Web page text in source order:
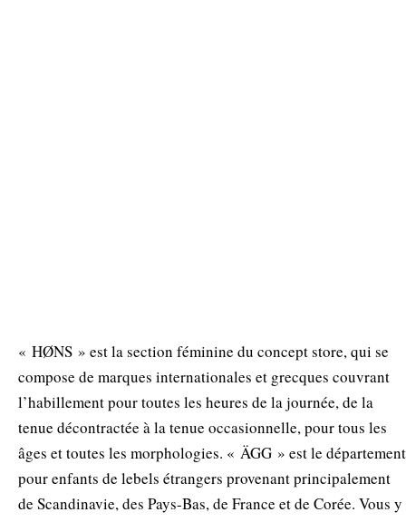
« HØNS » est la section féminine du concept store, qui se
compose de marques internationales et grecques couvrant
l’habillement pour toutes les heures de la journée, de la
tenue décontractée à la tenue occasionnelle, pour tous les
âges et toutes les morphologies. « ÄGG » est le département
pour enfants de lebels étrangers provenant principalement
de Scandinavie, des Pays-Bas, de France et de Corée. Vous y